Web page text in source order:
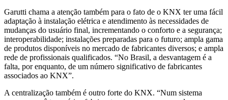
Garutti chama a atenção também para o fato de o KNX ter uma fácil
adaptação à instalação elétrica e atendimento às necessidades de
mudanças do usuário final, incrementando o conforto e a segurança;
interoperabilidade; instalações preparadas para o futuro; ampla gama
de produtos disponíveis no mercado de fabricantes diversos; e ampla
rede de profissionais qualificados. “No Brasil, a desvantagem é a
falta, por enquanto, de um número significativo de fabricantes
associados ao KNX”.
A centralização também é outro forte do KNX. “Num sistema